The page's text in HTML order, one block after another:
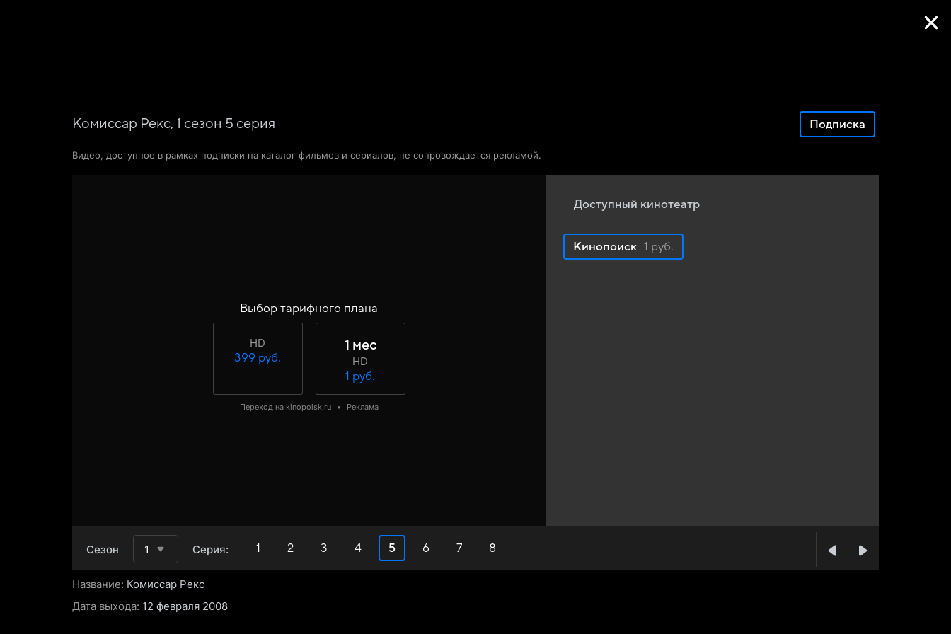
Комиссар Рекс, 1 сезон 5 серия
Видео, доступное в рамках подписки на каталог фильмов и сериалов, не сопровождается рекламой.
Подписка
Выбор тарифного плана
HD
399 руб.
1 мес
HD
1 руб.
Переход на kinopoisk.ru • Реклама
Доступный кинотеатр
Кинопоиск 1 руб.
Сезон 1 Серия: 1 2 3 4 5 6 7 8
Название: Комиссар Рекс
Дата выхода: 12 февраля 2008